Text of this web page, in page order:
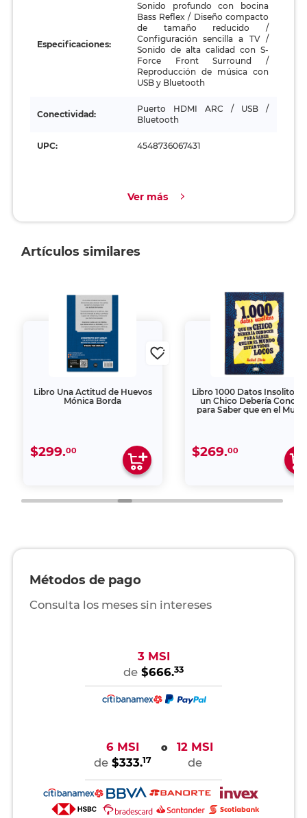
Especificaciones:
Sonido profundo con bocina
Bass Reflex / Diseño compacto
de tamaño reducido /
Configuración sencilla a TV /
Sonido de alta calidad con S-
Force Front Surround /
Reproducción de música con
USB y Bluetooth
Conectividad:
Puerto HDMI ARC / USB /
Bluetooth
UPC: 4548736067431
Ver más
Artículos similares
Libro Una Actitud de Huevos
Mónica Borda
$299.00
Libro 1000 Datos Insolitos
un Chico Debería
para Saber que en el
$269.00
Métodos de pago
Consulta los meses sin intereses
3 MSI
de $666.33
6 MSI
de $333.17
o
12 MSI
de